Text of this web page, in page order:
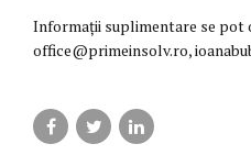
Informații suplimentare se pot
office@primeinsolv.ro,